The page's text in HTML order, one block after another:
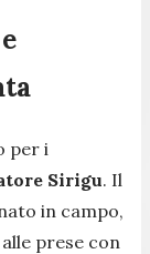
per i
Sirigu. Il
in campo,
prese con